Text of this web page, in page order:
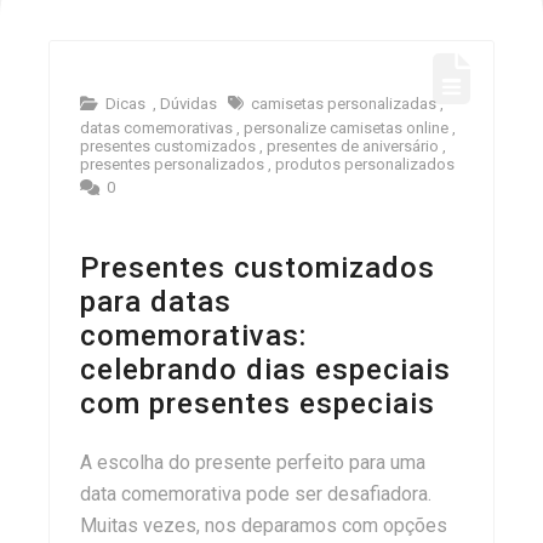
Dicas Dúvidas camisetas personalizadas
datas comemorativas
personalize camisetas online
presentes customizados
presentes de aniversário
presentes personalizados
produtos personalizados
0
Presentes customizados
para datas
comemorativas:
celebrando dias especiais
com presentes especiais
A escolha do presente perfeito para uma
data comemorativa pode ser desafiadora.
Muitas vezes, nos deparamos com opções